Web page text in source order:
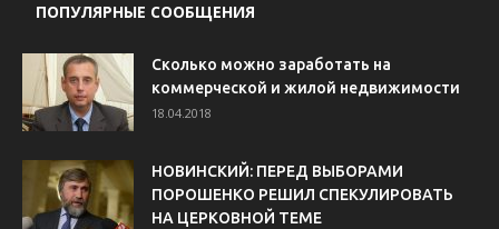
ПОПУЛЯРНЫЕ СООБЩЕНИЯ
Сколько можно заработать на
коммерческой и жилой недвижимости
18.04.2018
НОВИНСКИЙ: ПЕРЕД ВЫБОРАМИ
ПОРОШЕНКО РЕШИЛ СПЕКУЛИРОВАТЬ
НА ЦЕРКОВНОЙ ТЕМЕ